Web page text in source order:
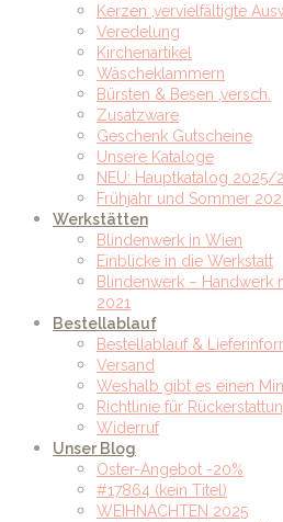
Kerzen ,vervielfältigte
Veredelung
Kirchenartikel
Wäscheklammern
Bürsten & Besen ,versch.
Zusatzware
Geschenk Gutscheine
Unsere Kataloge
NEU: Hauptkatalog 2025/
Frühjahr und Sommer
Werkstätten
Blindenwerk in Wien
Einblicke in die Werkstatt
Blindenwerk – Handwerk
2021
Bestellablauf
Bestellablauf &
Versand
Weshalb gibt es einen
Richtlinie für
Widerruf
Unser Blog
Oster-Angebot -20%
#17864 (kein Titel)
WEIHNACHTEN 2025